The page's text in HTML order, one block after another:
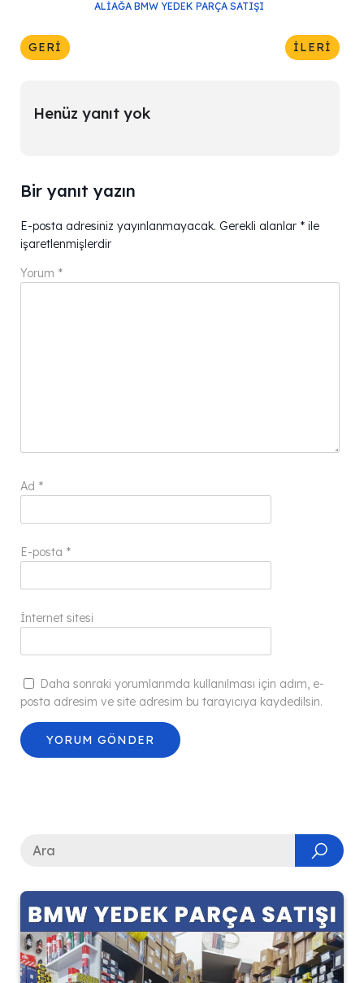
ALIAĞA BMW YEDEK PARÇA SATIŞI
GERI İLERI
Henüz yanıt yok
Bir yanıt yazın
E-posta adresiniz yayınlanmayacak. Gerekli alanlar * ile
işaretlenmişlerdir
Yorum *
Ad *
E-posta *
İnternet sitesi
Daha sonraki yorumlarımda kullanılması için adım, e-
posta adresim ve site adresim bu tarayıcıya kaydedilsin.